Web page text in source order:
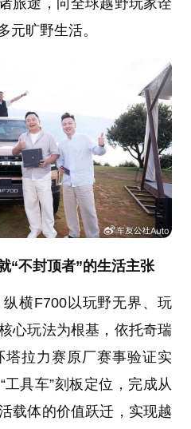
旅途，向全球越野玩家诠
元旷野生活。
“不封顶者”的生活主张
横F700以玩野无界、玩
心玩法为根基，依托奇瑞
拉力赛原厂赛事验证实
具车”刻板定位，完成从
载体的价值跃迁，实现越